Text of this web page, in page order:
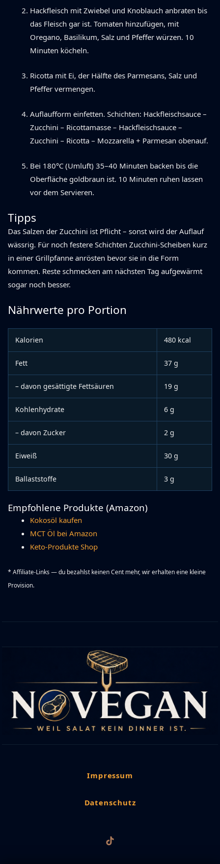
Hackfleisch mit Zwiebel und Knoblauch anbraten bis
das Fleisch gar ist. Tomaten hinzufügen, mit
Oregano, Basilikum, Salz und Pfeffer würzen. 10
Minuten köcheln.
Ricotta mit Ei, der Hälfte des Parmesans, Salz und
Pfeffer vermengen.
Auflaufform einfetten. Schichten: Hackfleischsauce –
Zucchini – Ricottamasse – Hackfleischsauce –
Zucchini – Ricotta – Mozzarella + Parmesan obenauf.
Bei 180°C (Umluft) 35–40 Minuten backen bis die
Oberfläche goldbraun ist. 10 Minuten ruhen lassen
vor dem Servieren.
Tipps
Das Salzen der Zucchini ist Pflicht – sonst wird der Auflauf
wässrig. Für noch festere Schichten Zucchini-Scheiben kurz
in einer Grillpfanne anrösten bevor sie in die Form
kommen. Reste schmecken am nächsten Tag aufgewärmt
sogar noch besser.
Nährwerte pro Portion
Kalorien 480 kcal
Fett 37 g
– davon gesättigte Fettsäuren 19 g
Kohlenhydrate 6 g
– davon Zucker 2 g
Eiweiß 30 g
Ballaststoffe 3 g
Empfohlene Produkte (Amazon)
Kokosöl kaufen
MCT Öl bei Amazon
Keto-Produkte Shop
* Affiliate-Links — du bezahlst keinen Cent mehr, wir erhalten eine kleine
Provision.
Impressum
Datenschutz